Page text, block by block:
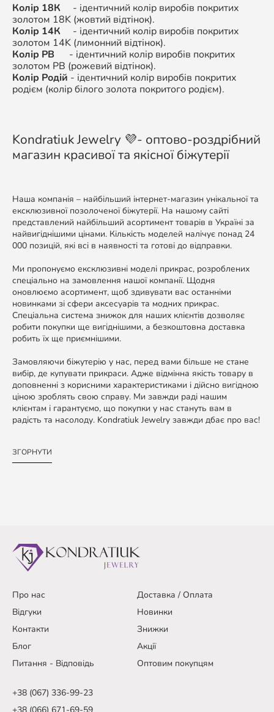
Колір 18К - ідентичний колір виробів покритих
золотом 18K (жовтий відтінок).
Колір 14К - ідентичний колір виробів покритих
золотом 14K (лимонний відтінок).
Колір РВ - ідентичний колір виробів покритих
золотом РВ (рожевий відтінок).
Колір Родій - ідентичний колір виробів покритих
родієм (колір білого золота покритого родієм).
Kondratiuk Jewelry 💜- оптово-роздрібний
магазин красивої та якісної біжутерії
Наша компанія – найбільший інтернет-магазин унікальної та
ексклюзивної позолоченої біжутерії. На нашому сайті
представлений найбільший асортимент товарів в Україні за
найвигіднішими цінами. Кількість моделей налічує понад 24
000 позицій, які всі в наявності та готові до відправки.
Ми пропонуємо ексклюзивні моделі прикрас, розроблених
спеціально на замовлення нашої компанії. Щодня
оновлюємо асортимент, щоб здивувати вас останніми
новинками зі сфери аксесуарів та модних прикрас.
Спеціальна система знижок для наших клієнтів дозволяє
робити покупки ще вигіднішими, а безкоштовна доставка
робить їх ще приємнішими.
Замовляючи біжутерію у нас, перед вами більше не стане
вибір, де купувати прикраси. Адже відмінна якість товару в
доповненні з корисними характеристиками і дійсно вигідною
ціною зроблять свою справу. Ми завжди раді нашим
клієнтам і гарантуємо, що покупки у нас стануть вам в
радість та насолоду. Kondratiuk Jewelry завжди дбає про вас!
ЗГОРНУТИ
Про нас
Доставка / Оплата
Відгуки
Новинки
Контакти
Знижки
Блог
Акції
Питання - Відповідь
Оптовим покупцям
+38 (067) 336-99-23